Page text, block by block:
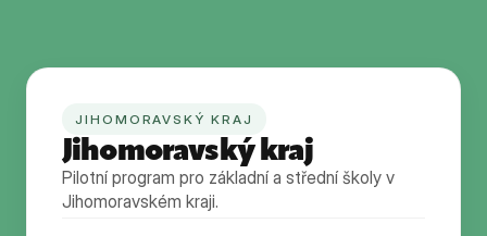
JIHOMORAVSKÝ KRAJ
Jihomoravský kraj
Pilotní program pro základní a střední školy v
Jihomoravském kraji.